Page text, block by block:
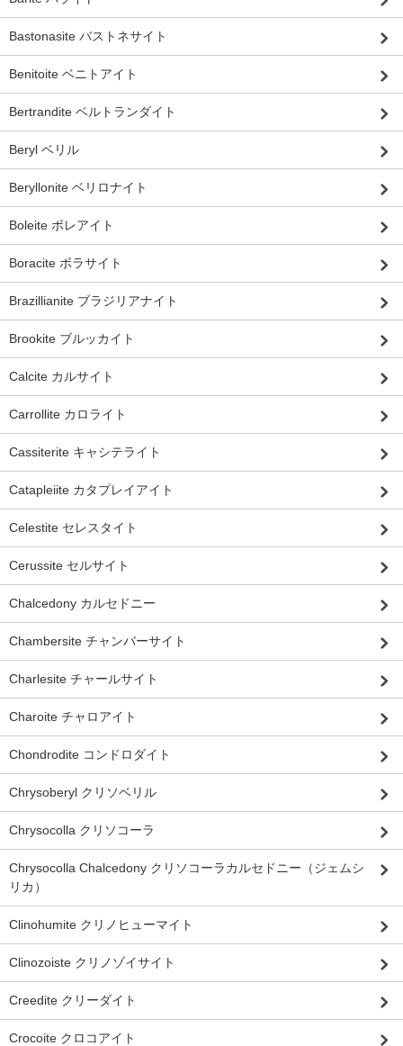
Bastonasite バストネサイト
Benitoite ベニトアイト
Bertrandite ベルトランダイト
Beryl ベリル
Beryllonite ベリロナイト
Boleite ボレアイト
Boracite ボラサイト
Brazillianite ブラジリアナイト
Brookite ブルッカイト
Calcite カルサイト
Carrollite カロライト
Cassiterite キャシテライト
Catapleiite カタプレイアイト
Celestite セレスタイト
Cerussite セルサイト
Chalcedony カルセドニー
Chambersite チャンバーサイト
Charlesite チャールサイト
Charoite チャロアイト
Chondrodite コンドロダイト
Chrysoberyl クリソベリル
Chrysocolla クリソコーラ
Chrysocolla Chalcedony クリソコーラカルセドニー（ジェムシ
リカ）
Clinohumite クリノヒューマイト
Clinozoiste クリノゾイサイト
Creedite クリーダイト
Crocoite クロコアイト